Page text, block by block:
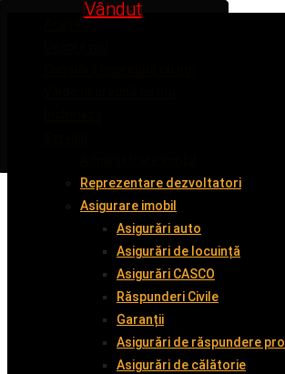
Reprezentare dezvoltatori
Asigurare imobil
Asigurări auto
Asigurări de locuință
Asigurări CASCO
Răspunderi Civile
Garanții
Asigurări de răspundere
Asigurări de călătorie
Inchiriat
Inchiriat
Inchiriat
Vândut
Vândut